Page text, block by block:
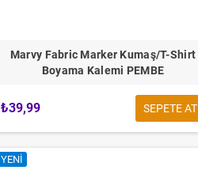
Marvy Fabric Marker Kumaş/T-Shirt
Boyama Kalemi PEMBE
₺39,99 SEPETE AT
YENI